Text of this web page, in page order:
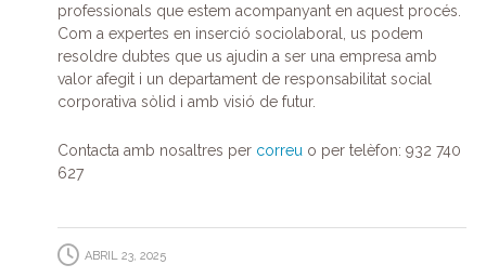
professionals que estem acompanyant en aquest procés.
Com a expertes en inserció sociolaboral, us podem
resoldre dubtes que us ajudin a ser una empresa amb
valor afegit i un departament de responsabilitat social
corporativa sòlid i amb visió de futur.
Contacta amb nosaltres per correu o per telèfon: 932 740
627
ABRIL 23, 2025